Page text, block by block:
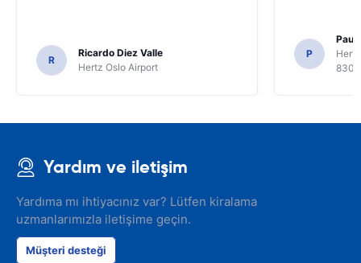
R
Ricardo Diez Valle
Hertz Oslo Airport
P
Paul
8300
Yardım ve iletişim
Yardıma mı ihtiyacınız var? Lütfen kiralama
uzmanlarımızla iletişime geçin.
Müşteri desteği